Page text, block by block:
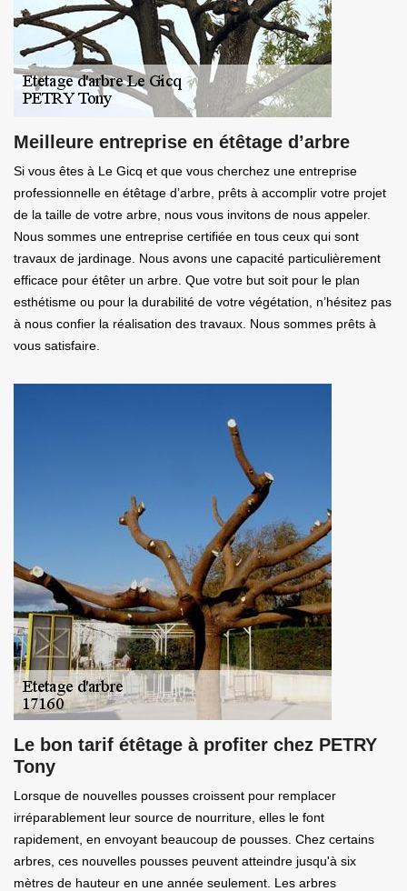
Meilleure entreprise en étêtage d’arbre
Si vous êtes à Le Gicq et que vous cherchez une entreprise
professionnelle en étêtage d’arbre, prêts à accomplir votre projet
de la taille de votre arbre, nous vous invitons de nous appeler.
Nous sommes une entreprise certifiée en tous ceux qui sont
travaux de jardinage. Nous avons une capacité particulièrement
efficace pour étêter un arbre. Que votre but soit pour le plan
esthétisme ou pour la durabilité de votre végétation, n’hésitez pas
à nous confier la réalisation des travaux. Nous sommes prêts à
vous satisfaire.
Le bon tarif étêtage à profiter chez PETRY
Tony
Lorsque de nouvelles pousses croissent pour remplacer
irréparablement leur source de nourriture, elles le font
rapidement, en envoyant beaucoup de pousses. Chez certains
arbres, ces nouvelles pousses peuvent atteindre jusqu'à six
mètres de hauteur en une année seulement. Les arbres